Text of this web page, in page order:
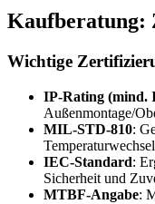
Kaufberatung:
Wichtige
IP-Rating (mind.
Außenmontage/
MIL-STD-810:
Temperaturwechsel
IEC-Standard:
Sicherheit und
MTBF-Angabe: